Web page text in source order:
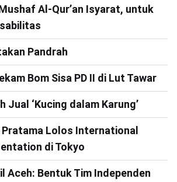
Al-Qur’an Isyarat, untuk
Pandrah
Bom Sisa PD II di Lut Tawar
Jual ‘Kucing dalam Karung’
Pratama Lolos International
di Tokyo
Aceh: Bentuk Tim Independen